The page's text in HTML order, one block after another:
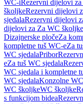
WC-iRezervni dijelovi
školjkeRezervni dijelovi
sjedalaRezervni dijelovi
dijelovi za Za WC školjke
Dizajnerske pločeZa
kompletne tuš WC-eZa
WC sjedalaPribor
eZa tuš WC sjedala
WC sjedala i kompletne
WC sjedalaKonzolne
WC školjkeWC školjke
s funkcijom bidea